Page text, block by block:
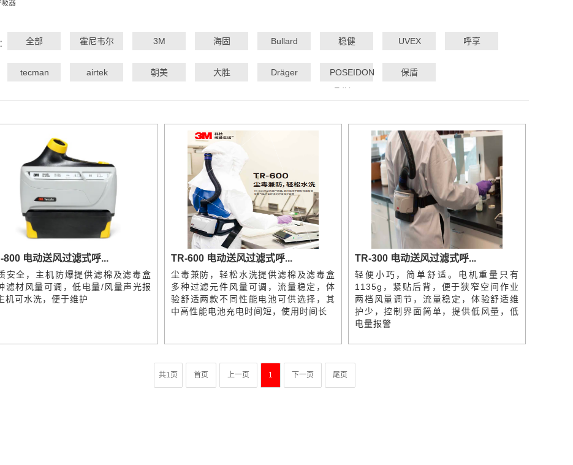
器
全部 霍尼韦尔 3M 海固 Bullard 稳健 UVEX 呼享
tecman airtek 朝美 大胜 Dräger
POSEIDON
Edition
保盾
800 电动送风过滤式呼...
安全，主机防爆提供滤棉及滤毒盒
滤材风量可调，低电量/风量声光报
机可水洗，便于维护
TR-600 电动送风过滤式呼...
尘毒兼防，轻松水洗提供滤棉及滤毒盒
多种过滤元件风量可调，流量稳定，体
验舒适两款不同性能电池可供选择，其
中高性能电池充电时间短，使用时间长
TR-300 电动送风过滤式呼...
轻便小巧，简单舒适。电机重量只有
1135g，紧贴后背，便于狭窄空间作业
两档风量调节，流量稳定，体验舒适维
护少，控制界面简单，提供低风量，低
电量报警
共1页 首页 上一页 1 下一页 尾页